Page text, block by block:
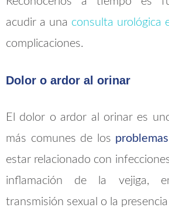
acudir a una consulta urológica
complicaciones.
Dolor o ardor al orinar
El dolor o ardor al orinar es
más comunes de los
estar relacionado con
inflamación de la vejiga,
transmisión sexual o la